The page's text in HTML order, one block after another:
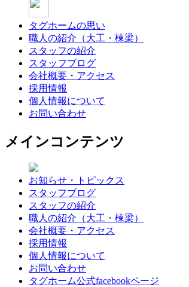
タグホームの思い
職人の紹介（大工・棟梁）
スタッフの紹介
スタッフブログ
会社概要・アクセス
採用情報
個人情報について
お問い合わせ
メインコンテンツ
お知らせ・トピックス
スタッフブログ
スタッフの紹介
職人の紹介（大工・棟梁）
会社概要・アクセス
採用情報
個人情報について
お問い合わせ
タグホーム公式facebookページ